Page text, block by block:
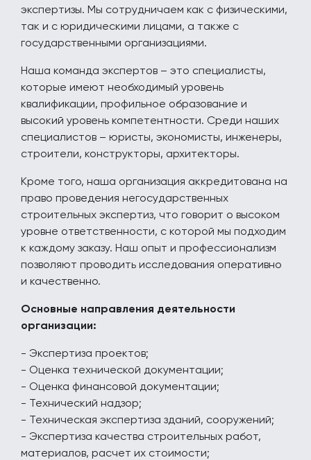
экспертизы. Мы сотрудничаем как с физическими,
так и с юридическими лицами, а также с
государственными организациями.
Наша команда экспертов – это специалисты,
которые имеют необходимый уровень
квалификации, профильное образование и
высокий уровень компетентности. Среди наших
специалистов – юристы, экономисты, инженеры,
строители, конструкторы, архитекторы.
Кроме того, наша организация аккредитована на
право проведения негосударственных
строительных экспертиз, что говорит о высоком
уровне ответственности, с которой мы подходим
к каждому заказу. Наш опыт и профессионализм
позволяют проводить исследования оперативно
и качественно.
Основные направления деятельности
организации:
- Экспертиза проектов;
- Оценка технической документации;
- Оценка финансовой документации;
- Технический надзор;
- Техническая экспертиза зданий, сооружений;
- Экспертиза качества строительных работ,
материалов, расчет их стоимости;